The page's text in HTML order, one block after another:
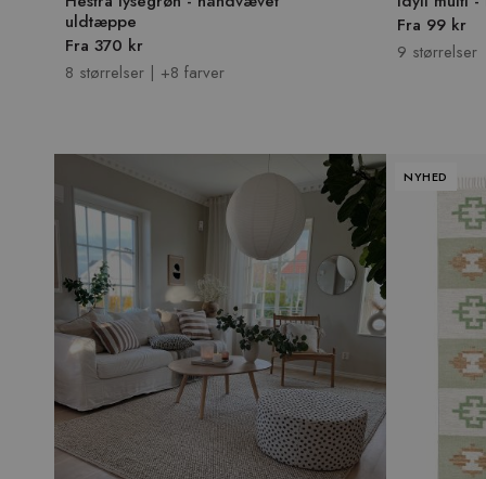
uldtæppe
Fra 370 kr
8 størrelser | +8 farver
Fra 99 kr
9 størrelser
NYHED